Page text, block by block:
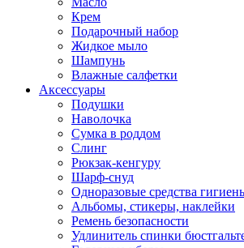
Крем
Подарочный набор
Жидкое мыло
Шампунь
Влажные салфетки
Аксессуары
Подушки
Наволочка
Сумка в роддом
Cлинг
Рюкзак-кенгуру
Шарф-снуд
Одноразовые средства
Альбомы, стикеры, наклейки
Ремень безопасности
Удлинитель спинки